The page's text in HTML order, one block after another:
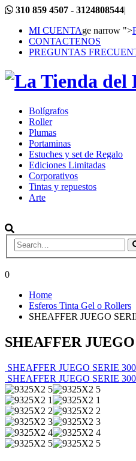
310 859 4507 - 3124808544|
MI CUENTAge narrow ">
CONTACTENOS
PREGUNTAS
Bolígrafos
Roller
Plumas
Portaminas
Estuches y set de Regalo
Ediciones Limitadas
Corporativos
Tintas y repuestos
Arte
0
Home
Esferos Tinta Gel o Rollers
SHEAFFER JUEGO
SHEAFFER
SHEAFFER JUEGO SERIE
SHEAFFER JUEGO SERIE